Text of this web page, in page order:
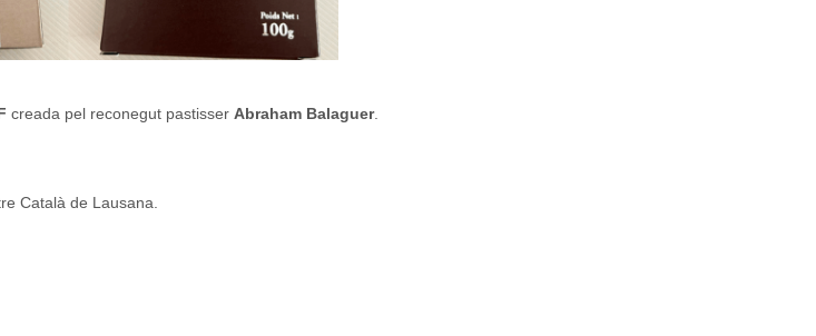
creada pel reconegut pastisser Abraham Balaguer.
Català de Lausana.